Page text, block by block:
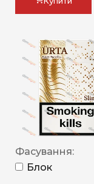
Фасування:
Блок